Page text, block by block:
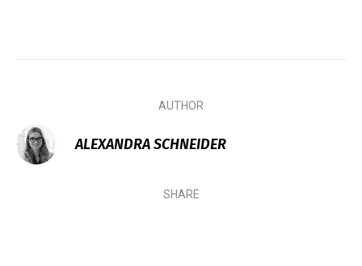
AUTHOR
ALEXANDRA SCHNEIDER
SHARE